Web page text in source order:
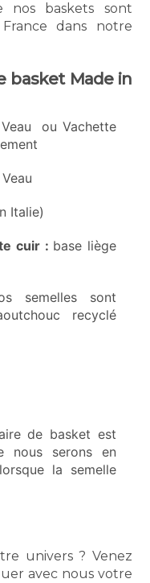
nos baskets sont
dans notre
basket Made in
ou Vachette
Italie)
cuir : base liège
semelles sont
recyclé
de basket est
nous serons en
la semelle
univers ? Venez
avec nous votre